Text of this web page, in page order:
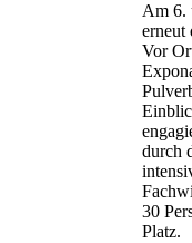
Am 6.
erneut
Vor
durch
30
Platz.